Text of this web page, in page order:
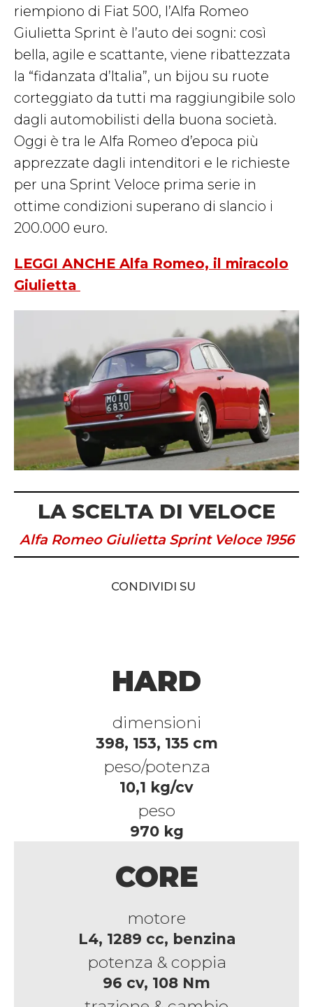
riempiono di Fiat 500, l’Alfa Romeo
Giulietta Sprint è l’auto dei sogni: così
bella, agile e scattante, viene ribattezzata
la “fidanzata d’Italia”, un bijou su ruote
corteggiato da tutti ma raggiungibile solo
dagli automobilisti della buona società.
Oggi è tra le Alfa Romeo d’epoca più
apprezzate dagli intenditori e le richieste
per una Sprint Veloce prima serie in
ottime condizioni superano di slancio i
200.000 euro.
LEGGI ANCHE Alfa Romeo, il miracolo
Giulietta
LA SCELTA DI VELOCE
Alfa Romeo Giulietta Sprint Veloce 1956
CONDIVIDI SU
HARD
dimensioni
398, 153, 135 cm
peso/potenza
10,1 kg/cv
peso
970 kg
CORE
motore
L4, 1289 cc, benzina
potenza & coppia
96 cv, 108 Nm